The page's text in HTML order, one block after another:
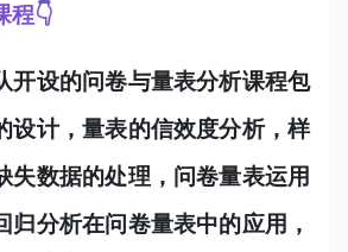
程👇
开设的问卷与量表分析课程包
设计，量表的信效度分析，样
失数据的处理，问卷量表运用
归分析在问卷量表中的应用，